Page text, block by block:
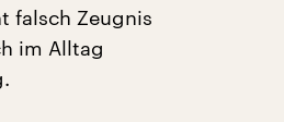
falsch Zeugnis
im Alltag